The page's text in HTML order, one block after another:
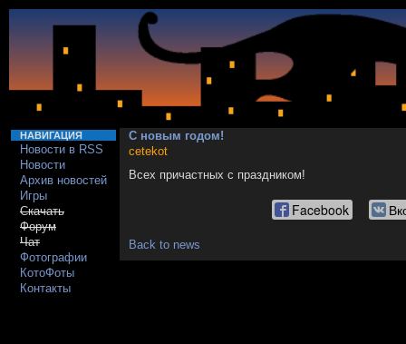
НАВИГАЦИЯ
Новости в RSS
Новости
Архив новостей
Игры
Скачать
Форум
Чат
Фотографии
КотоФоты
Контакты
С новым годом!
cetekot
Всех причастных с праздником!
Facebook
Back to news